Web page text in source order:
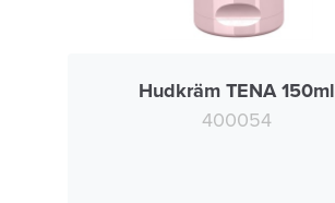
Hudkräm TENA 150ml
400054